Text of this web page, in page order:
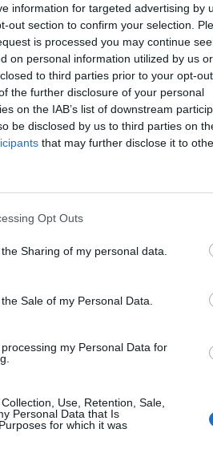
information for targeted advertising by
out section to confirm your selection.
is processed you may continue
on personal information utilized by us or
to third parties prior to your opt-
the further disclosure of your personal
on the IAB’s list of downstream
be disclosed by us to third parties on
that may further disclose it to
Opt Outs
Sharing of my personal data.
Sale of my Personal Data.
my Personal Data for
Use, Retention, Sale,
Personal Data that Is
for which it was